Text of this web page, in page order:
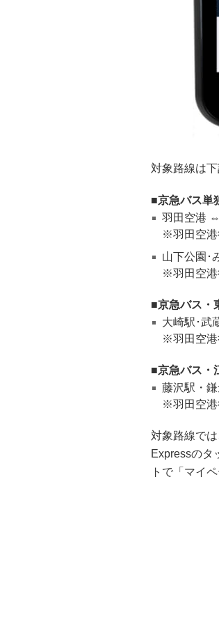
対象路線は下
京急バス単
羽田空港
※羽田空港
山下公園･
※羽田空港
京急バス・
大崎駅･武
※羽田空港
京急バス・
藤沢駅・
※羽田空港
対象路線で
Expressのタ
トで「マイ